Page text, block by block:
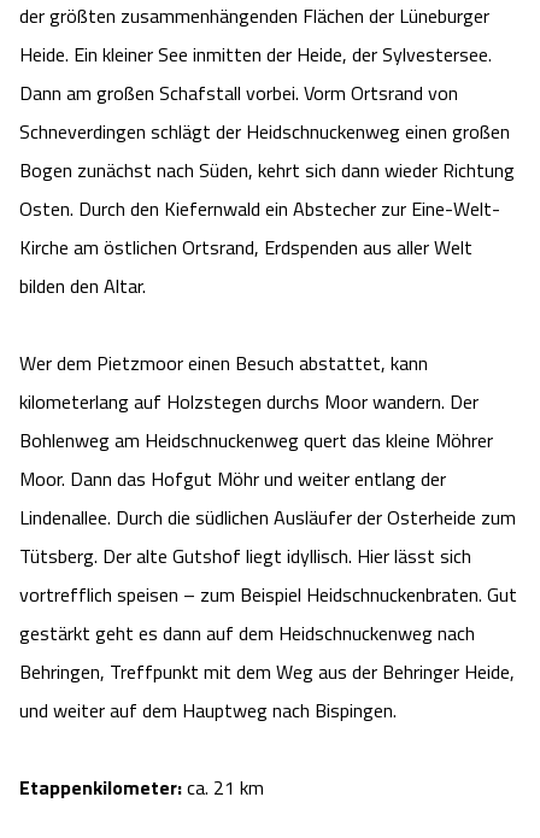
der größten zusammenhängenden Flächen der Lüneburger
Heide. Ein kleiner See inmitten der Heide, der Sylvestersee.
Dann am großen Schafstall vorbei. Vorm Ortsrand von
Schneverdingen schlägt der Heidschnuckenweg einen großen
Bogen zunächst nach Süden, kehrt sich dann wieder Richtung
Osten. Durch den Kiefernwald ein Abstecher zur Eine-Welt-
Kirche am östlichen Ortsrand, Erdspenden aus aller Welt
bilden den Altar.
Wer dem Pietzmoor einen Besuch abstattet, kann
kilometerlang auf Holzstegen durchs Moor wandern. Der
Bohlenweg am Heidschnuckenweg quert das kleine Möhrer
Moor. Dann das Hofgut Möhr und weiter entlang der
Lindenallee. Durch die südlichen Ausläufer der Osterheide zum
Tütsberg. Der alte Gutshof liegt idyllisch. Hier lässt sich
vortrefflich speisen – zum Beispiel Heidschnuckenbraten. Gut
gestärkt geht es dann auf dem Heidschnuckenweg nach
Behringen, Treffpunkt mit dem Weg aus der Behringer Heide,
und weiter auf dem Hauptweg nach Bispingen.
Etappenkilometer:ca. 21 km